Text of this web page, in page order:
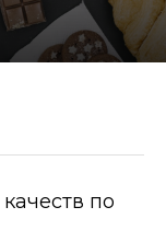
по